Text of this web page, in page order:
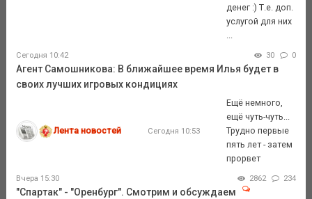
денег :) Т.е. доп.
услугой для них
...
Сегодня 10:42 30 0
Агент Самошникова: В ближайшее время Илья будет в
своих лучших игровых кондициях
Лента новостей Сегодня 10:53
Ещё немного,
ещё чуть-чуть...
Трудно первые
пять лет - затем
прорвет
Вчера 15:30 2862 234
"Спартак" - "Оренбург". Смотрим и обсуждаем